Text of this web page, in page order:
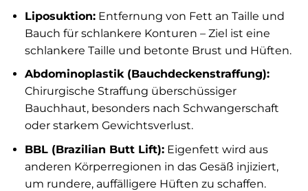
Liposuktion:Entfernung von Fett an Taille und
Bauch für schlankere Konturen – Ziel ist eine
schlankere Taille und betonte Brust und Hüften.
Abdominoplastik (Bauchdeckenstraffung):
Chirurgische Straffung überschüssiger
Bauchhaut, besonders nach Schwangerschaft
oder starkem Gewichtsverlust.
BBL (Brazilian Butt Lift):Eigenfett wird aus
anderen Körperregionen in das Gesäß injiziert,
um rundere, auffälligere Hüften zu schaffen.